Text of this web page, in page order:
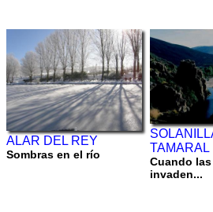
ALAR DEL REY
Sombras en el río
TAMARAL
Cuando
invaden...